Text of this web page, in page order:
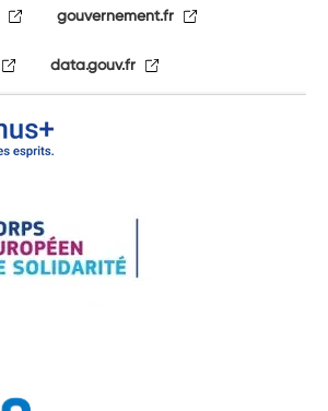
gouvernement.fr
data.gouv.fr